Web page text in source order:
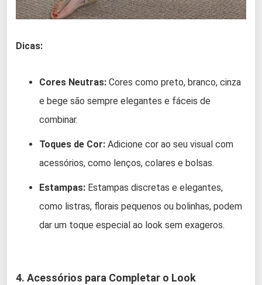
Dicas:
Cores Neutras: Cores como preto, branco, cinza
e bege são sempre elegantes e fáceis de
combinar.
Toques de Cor: Adicione cor ao seu visual com
acessórios, como lenços, colares e bolsas.
Estampas: Estampas discretas e elegantes,
como listras, florais pequenos ou bolinhas, podem
dar um toque especial ao look sem exageros.
4. Acessórios para Completar o Look